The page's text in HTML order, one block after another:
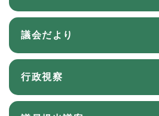
議会だより
行政視察